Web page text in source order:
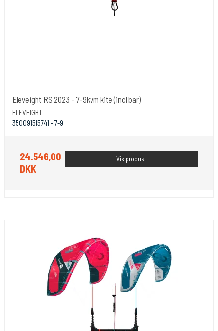
Eleveight RS 2023 - 7-9kvm kite (incl bar)
ELEVEIGHT
350091515741 - 7-9
24.546,00
DKK
Vis produkt